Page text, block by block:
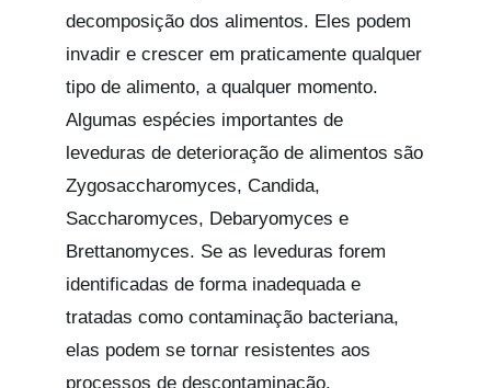
decomposição dos alimentos. Eles podem
invadir e crescer em praticamente qualquer
tipo de alimento, a qualquer momento.
Algumas espécies importantes de
leveduras de deterioração de alimentos são
Zygosaccharomyces, Candida,
Saccharomyces, Debaryomyces e
Brettanomyces. Se as leveduras forem
identificadas de forma inadequada e
tratadas como contaminação bacteriana,
elas podem se tornar resistentes aos
processos de descontaminação.